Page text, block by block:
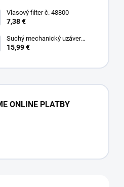
304
Vlasový filter č. 48800
7,38 €
Suchý mechanický uzáver
Multistop č. 48400,
15,99 €
ONLINE PLATBY